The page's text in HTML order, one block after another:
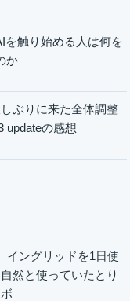
を触り始める人は何を
か
しぶりに来た全体調整
updateの感想
イングリッドを1日使
然と使っていたとり